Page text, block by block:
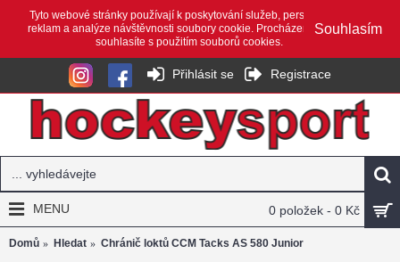
Tyto webové stránky používají k poskytování služeb, personalizaci
reklam a analýze návštěvnosti soubory cookie. Procházením webu
souhlasíte s použitím souborů cookies.
Souhlasím
Přihlásit se Registrace
0 položek - 0 Kč
MENU
Domů Hledat Chránič loktů CCM Tacks AS 580 Junior